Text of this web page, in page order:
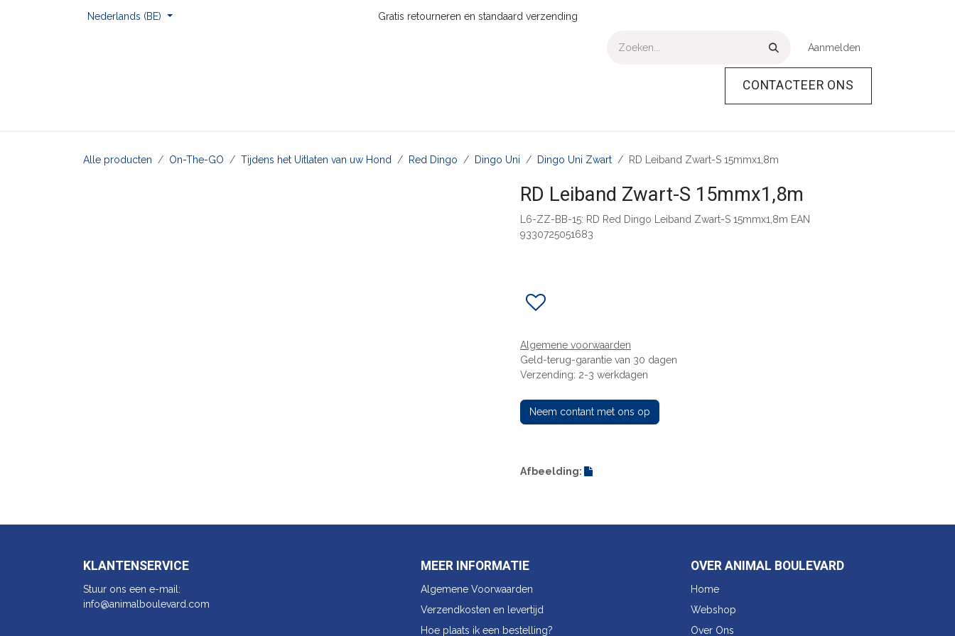
Nederlands (BE)
Gratis retourneren en standaard verzending
Aanmelden
CONTACTEER ONS
Alle producten On-The-GO Tijdens het Uitlaten van uw Hond Red Dingo Dingo Uni Dingo Uni Zwart RD Leiband Zwart-S 15mmx1,8m
RD Leiband Zwart-S 15mmx1,8m
L6-ZZ-BB-15: RD Red Dingo Leiband Zwart-S 15mmx1,8m EAN
9330725051683
Algemene voorwaarden
Geld-terug-garantie van 30 dagen
Verzending: 2-3 werkdagen
Neem contant met ons op
Afbeelding:
KLANTENSERVICE
Stuur ons een e-mail:
info@animalbo​ulevard.com
MEER INFORMATIE
Algemene Voorwaarden
Verzendkosten en levertijd
Hoe plaats ik een bestelling?
OVER ANIMAL BOULEVARD
Home
Webshop
Over Ons